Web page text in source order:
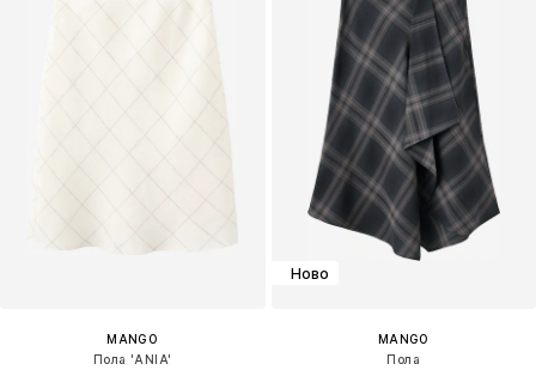
MANGO
Пола 'ANIA'
Ново
MANGO
Пола